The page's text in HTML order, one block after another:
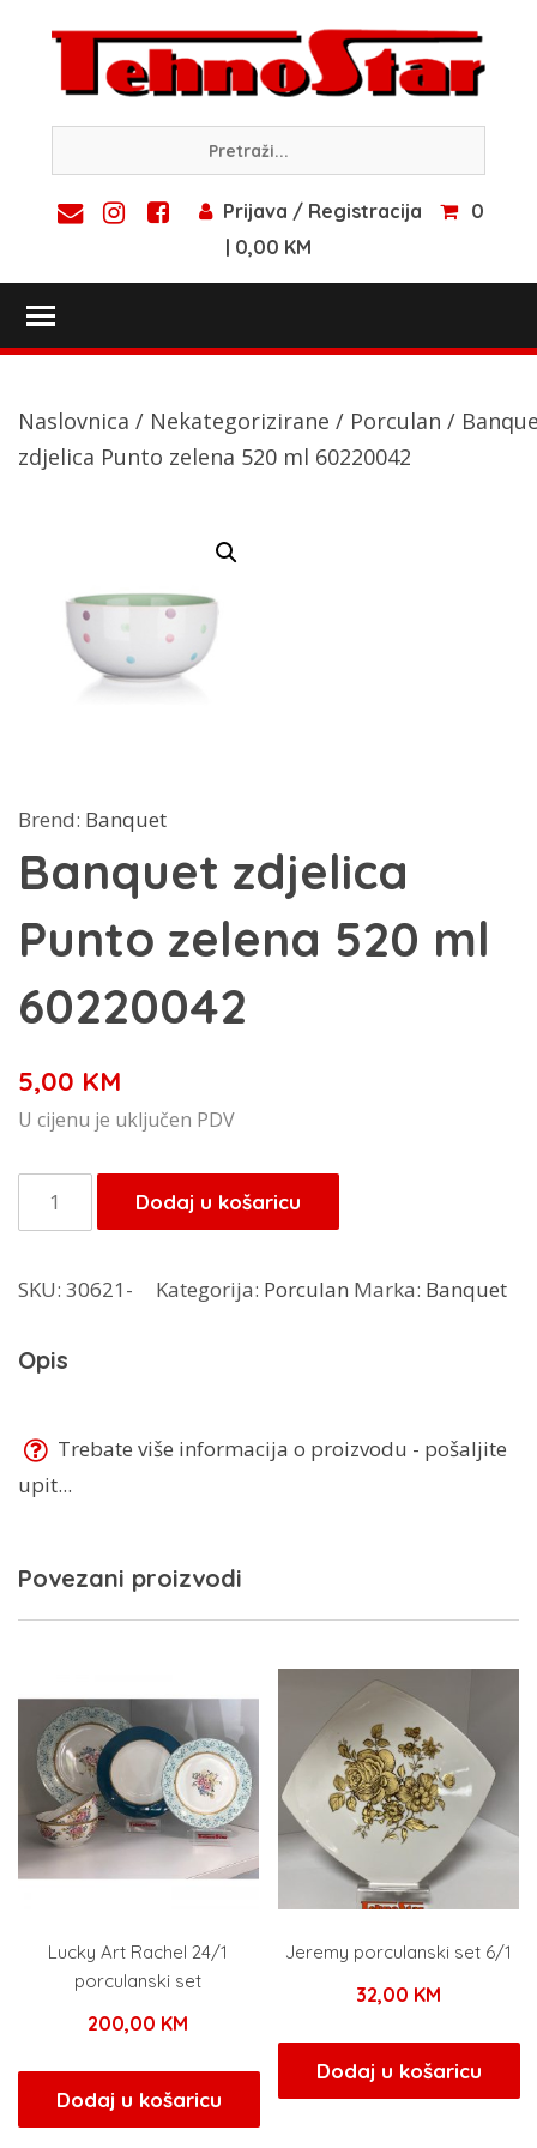
content
Prijava / Registracija
0
| 0,00 KM
Naslovnica / Nekategorizirane / Porculan /
zdjelica Punto zelena 520 ml 60220042
Brend: Banquet
Banquet zdjelica
Punto zelena 520 ml
60220042
5,00 KM
U cijenu je uključen PDV
Banquet
zdjelica
zelena
ml
količina
Dodaj u košaricu
SKU: 30621- Kategorija: Porculan Marka: Banquet
Opis
Trebate više informacija o proizvodu - pošaljite
upit...
Povezani proizvodi
Lucky Art Rachel 24/1
porculanski set
200,00 KM
Dodaj u košaricu
Jeremy porculanski set 6/1
32,00 KM
Dodaj u košaricu